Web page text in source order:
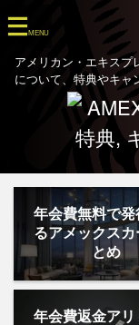
アメリカン・エキスプ
について、特典やキャ
年会費無料で発
るアメックスカ
とめ
年会費返金アリ